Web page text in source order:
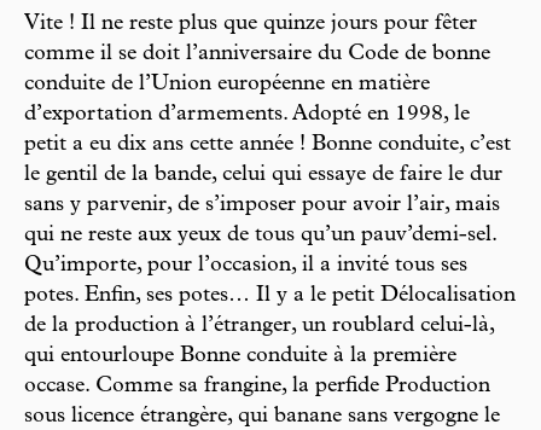
Vite ! Il ne reste plus que quinze jours pour fêter
comme il se doit l’anniversaire du Code de bonne
conduite de l’Union européenne en matière
d’exportation d’armements. Adopté en 1998, le
petit a eu dix ans cette année ! Bonne conduite, c’est
le gentil de la bande, celui qui essaye de faire le dur
sans y parvenir, de s’imposer pour avoir l’air, mais
qui ne reste aux yeux de tous qu’un pauv’demi-sel.
Qu’importe, pour l’occasion, il a invité tous ses
potes. Enfin, ses potes… Il y a le petit Délocalisation
de la production à l’étranger, un roublard celui-là,
qui entourloupe Bonne conduite à la première
occase. Comme sa frangine, la perfide Production
sous licence étrangère, qui banane sans vergogne le